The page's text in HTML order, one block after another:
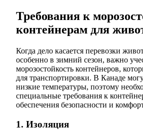
Требования к
контейнерам для
Когда дело касается перевозки
особенно в зимний сезон, важно
морозостойкость контейнеров,
для транспортировки. В Канаде
низкие температуры, поэтому
специальные требования к
обеспечения безопасности и
1. Изоляция